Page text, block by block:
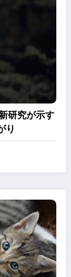
研究が示す
り